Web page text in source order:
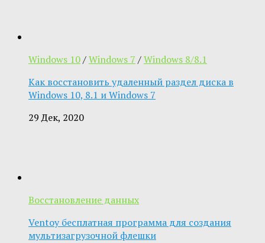
Windows 10/Windows 7 /Windows 8/8.1
Как восстановить удаленный раздел диска в
Windows 10, 8.1 и Windows 7
29 Дек, 2020
Восстановление данных
Ventoy бесплатная программа для создания
мультизагрузочной флешки